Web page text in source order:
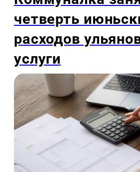
четверть
расходов
услуги